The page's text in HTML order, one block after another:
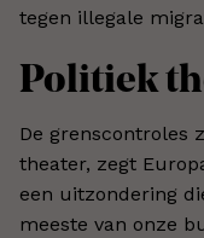
tegen illegale
Politiek
De grenscontroles
theater, zegt
een uitzondering
meeste van onze